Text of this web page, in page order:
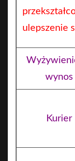
ulepszenie
wynos
Kurier